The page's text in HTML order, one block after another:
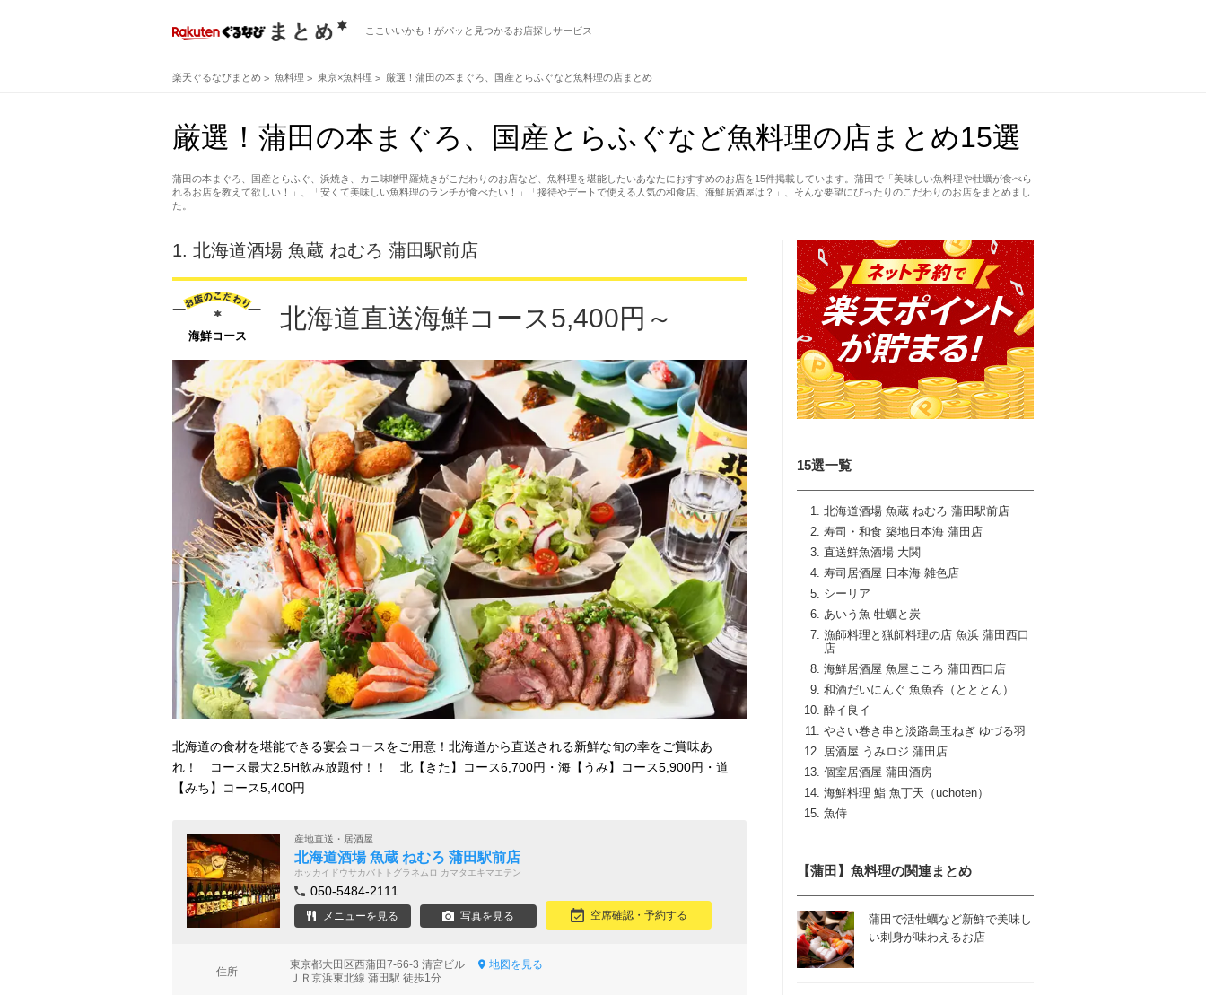
ここいいかも！がパッと見つかるお店探しサービス
楽天ぐるなびまとめ 魚料理 東京×魚料理 厳選！蒲田の本まぐろ、国産とらふぐなど魚料理の店まとめ
厳選！蒲田の本まぐろ、国産とらふぐなど魚料理の店まとめ15選
蒲田の本まぐろ、国産とらふぐ、浜焼き、カニ味噌甲羅焼きがこだわりのお店など、魚料理を堪能したいあなたにおすすめのお店を15件掲載しています。蒲田で「美味しい魚料理や牡蠣が食べら
れるお店を教えて欲しい！」、「安くて美味しい魚料理のランチが食べたい！」「接待やデートで使える人気の和食店、海鮮居酒屋は？」、そんな要望にぴったりのこだわりのお店をまとめまし
た。
15選一覧
北海道酒場 魚蔵 ねむろ 蒲田駅前店
寿司・和食 築地日本海 蒲田店
直送鮮魚酒場 大関
寿司居酒屋 日本海 雑色店
シーリア
あいう魚 牡蠣と炭
漁師料理と猟師料理の店 魚浜 蒲田西口
店
海鮮居酒屋 魚屋こころ 蒲田西口店
和酒だいにんぐ 魚魚呑（とととん）
酔イ良イ
やさい巻き串と淡路島玉ねぎ ゆづる羽
居酒屋 うみロジ 蒲田店
個室居酒屋 蒲田酒房
海鮮料理 鮨 魚丁天（uchoten）
魚侍
1. 北海道酒場 魚蔵 ねむろ 蒲田駅前店
海鮮コース
北海道直送海鮮コース5,400円～
北海道の食材を堪能できる宴会コースをご用意！北海道から直送される新鮮な旬の幸をご賞味あ
れ！ コース最大2.5H飲み放題付！！ 北【きた】コース6,700円・海【うみ】コース5,900円・道
【みち】コース5,400円
産地直送・居酒屋
北海道酒場 魚蔵 ねむろ 蒲田駅前店
ホッカイドウサカバトトグラネムロ カマタエキマエテン
050-5484-2111
メニューを見る 写真を見る 空席確認・予約する
住所
東京都大田区西蒲田7-66-3 清宮ビル
地図を見る
ＪＲ京浜東北線 蒲田駅 徒歩1分
【蒲田】魚料理の関連まとめ
蒲田で活牡蠣など新鮮で美味し
い刺身が味わえるお店